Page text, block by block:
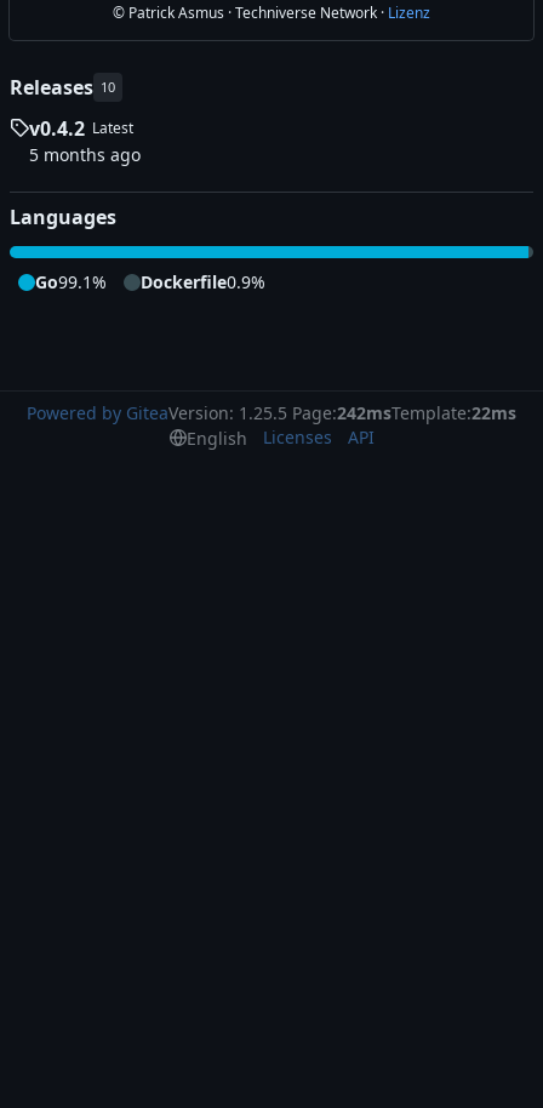
© Patrick Asmus · Techniverse Network · Lizenz
Releases 10
v0.4.2 Latest
Languages
Go99.1% Dockerfile0.9%
Powered by GiteaVersion: 1.25.5 Page:242msTemplate:22ms
English
Licenses API